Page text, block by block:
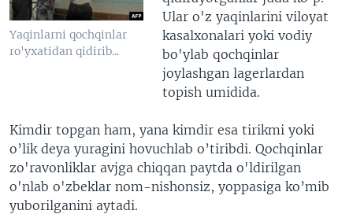
Yaqinlarni qochqinlar
ro'yxatidan qidirib...
Ular o'z yaqinlarini viloyat
kasalxonalari yoki vodiy
bo'ylab qochqinlar
joylashgan lagerlardan
topish umidida.
Kimdir topgan ham, yana kimdir esa tirikmi yoki
o’lik deya yuragini hovuchlab o’tiribdi. Qochqinlar
zo'ravonliklar avjga chiqqan paytda o'ldirilgan
o'nlab o'zbeklar nom-nishonsiz, yoppasiga ko’mib
yuborilganini aytadi.